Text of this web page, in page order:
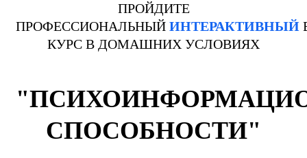
ПРОЙДИТЕ
ПРОФЕССИОНАЛЬНЫЙ ИНТЕРАКТИВНЫЙ
КУРС В ДОМАШНИХ УСЛОВИЯХ
СПОСОБНОСТИ"